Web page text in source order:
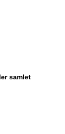
samlet